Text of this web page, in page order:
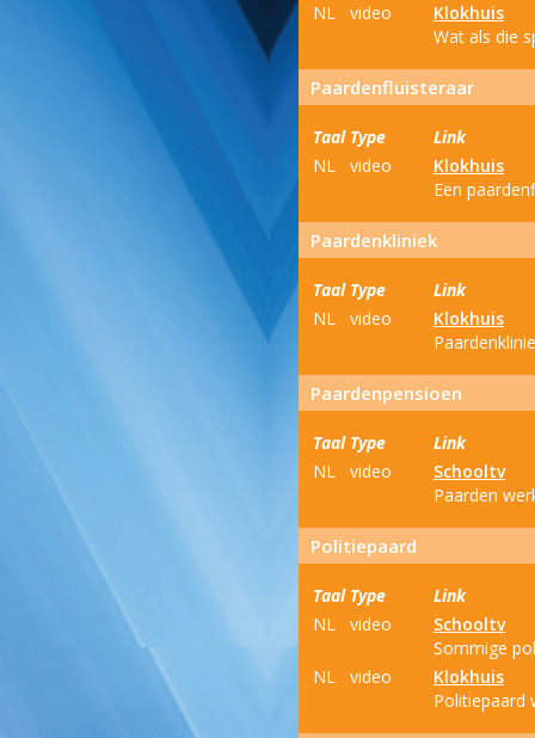
NL video
Klokhuis
Wat als die
Paardenfluisteraar
Taal Type
Link
NL
video
Klokhuis
Een
Paardenkliniek
Taal Type
Link
NL
video
Klokhuis
Paardenpensioen
Taal Type
Link
NL
video
Schooltv
Paarden
Politiepaard
Taal Type
Link
NL
video
Schooltv
Sommige
NL
video
Klokhuis
Politiepaard